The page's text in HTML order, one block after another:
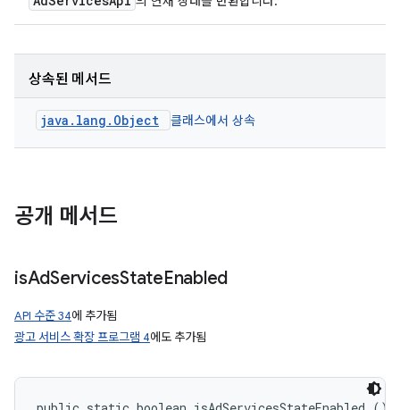
상속된 메서드
java.lang.Object 클래스에서 상속
공개 메서드
isAdServicesStateEnabled
API 수준 34에 추가됨
광고 서비스 확장 프로그램 4에도 추가됨